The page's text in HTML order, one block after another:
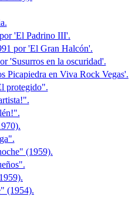
'El Padrino III'.
por 'El Gran Halcón'.
'Susurros en la oscuridad'.
Picapiedra en Viva Rock Vegas'.
protegido".
(1959).
(1954).